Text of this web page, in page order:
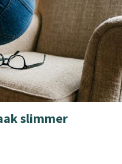
slimmer